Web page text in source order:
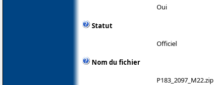
Oui
Statut
Officiel
Nom du fichier
P183_2097_M22.zip